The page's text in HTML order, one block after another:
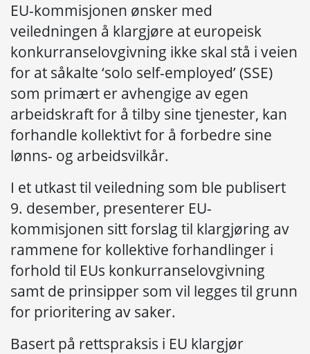
EU-kommisjonen ønsker med
veiledningen å klargjøre at europeisk
konkurranselovgivning ikke skal stå i veien
for at såkalte ‘solo self-employed’ (SSE)
som primært er avhengige av egen
arbeidskraft for å tilby sine tjenester, kan
forhandle kollektivt for å forbedre sine
lønns- og arbeidsvilkår.
I et utkast til veiledning som ble publisert
9. desember, presenterer EU-
kommisjonen sitt forslag til klargjøring av
rammene for kollektive forhandlinger i
forhold til EUs konkurranselovgivning
samt de prinsipper som vil legges til grunn
for prioritering av saker.
Basert på rettspraksis i EU klargjør